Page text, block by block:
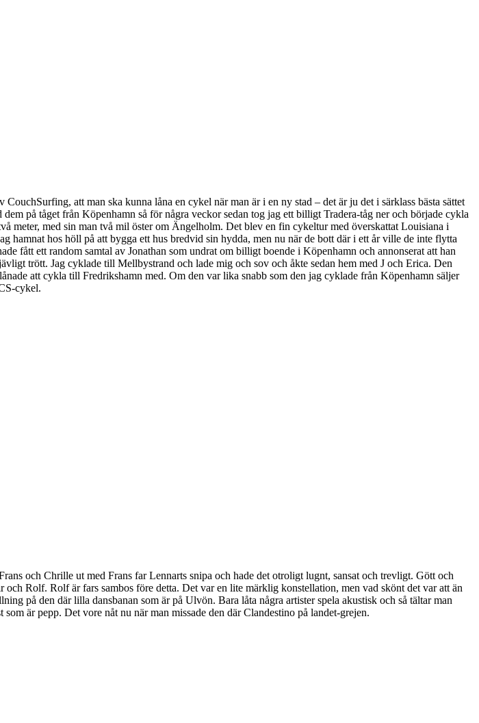
att man ska kunna låna en cykel när man är i en ny stad – det är ju det i särklass bästa sättet
på tåget från Köpenhamn så för några veckor sedan tog jag ett billigt Tradera-tåg ner och började cykla
meter, med sin man två mil öster om Ängelholm. Det blev en fin cykeltur med överskattat Louisiana i
hos höll på att bygga ett hus bredvid sin hydda, men nu när de bott där i ett år ville de inte flytta
fått ett random samtal av Jonathan som undrat om billigt boende i Köpenhamn och annonserat att han
trött. Jag cyklade till Mellbystrand och lade mig och sov och åkte sedan hem med J och Erica. Den
att cykla till Fredrikshamn med. Om den var lika snabb som den jag cyklade från Köpenhamn säljer
cykel.
och Chrille ut med Frans far Lennarts snipa och hade det otroligt lugnt, sansat och trevligt. Gött och
Rolf. Rolf är fars sambos före detta. Det var en lite märklig konstellation, men vad skönt det var att än
på den där lilla dansbanan som är på Ulvön. Bara låta några artister spela akustisk och så tältar man
är pepp. Det vore nåt nu när man missade den där Clandestino på landet-grejen.